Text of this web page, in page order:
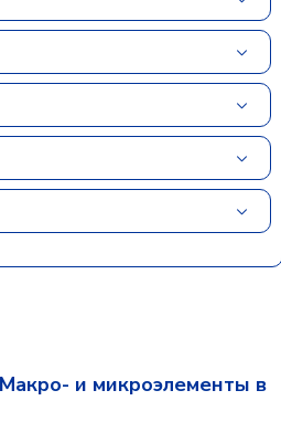
Макро- и микроэлементы в